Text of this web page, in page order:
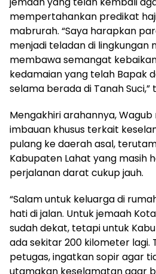
mempertahankan predikat
mabrurah. “Saya harapkan
menjadi teladan di lingkungan
membawa semangat
kedamaian yang telah Bapak
selama berada di Tanah Suci,”
Mengakhiri arahannya,
imbauan khusus terkait
pulang ke daerah asal,
Kabupaten Lahat yang masih
perjalanan darat cukup jauh.
“Salam untuk keluarga di
hati di jalan. Untuk jemaah
sudah dekat, tetapi untuk
ada sekitar 200 kilometer lagi.
petugas, ingatkan sopir agar